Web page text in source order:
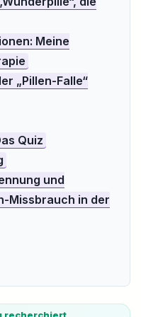
Meine
„Pillen-Falle“
Quiz
und
Missbrauch in der